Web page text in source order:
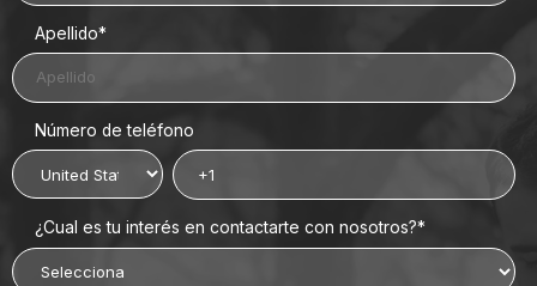
Apellido*
Número de teléfono
¿Cual es tu interés en contactarte con nosotros?*